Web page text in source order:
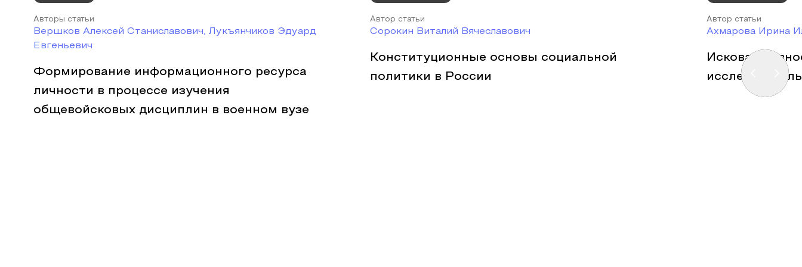
Авторы статьи
Вершков Алексей Станиславович, Лукъянчиков Эдуард
Евгеньевич
Формирование информационного ресурса
личности в процессе изучения
общевойсковых дисциплин в военном вузе
Автор статьи
Cорокин Виталий Вячеславович
Конституционные основы социальной
политики в России
Автор статьи
Ахмарова Ирина
Исковая